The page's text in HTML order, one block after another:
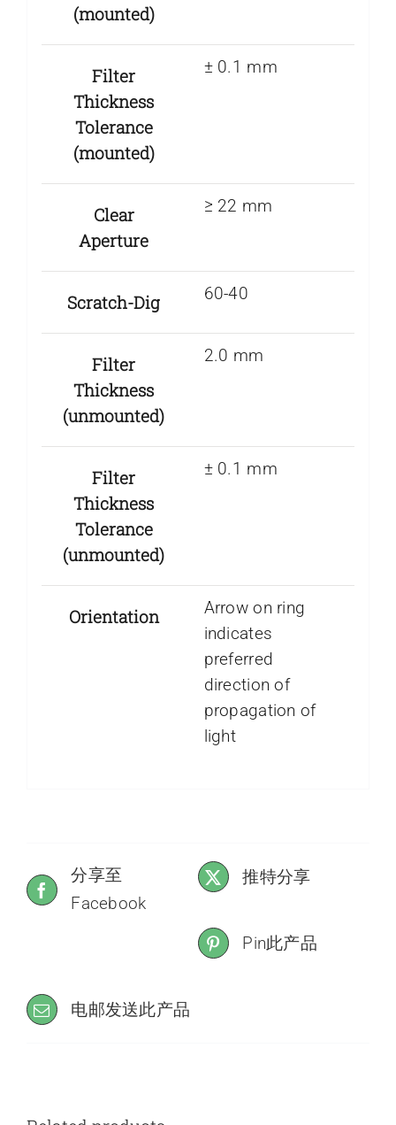
(mounted)
Filter
Thickness
Tolerance
(mounted)
± 0.1 mm
Clear
Aperture
≥ 22 mm
Scratch-Dig 60-40
Filter
Thickness
(unmounted)
2.0 mm
Filter
Thickness
Tolerance
(unmounted)
± 0.1 mm
Orientation
Arrow on ring
indicates
preferred
direction of
propagation of
light
分享至
Facebook
推特分享
Pin此产品
电邮发送此产品